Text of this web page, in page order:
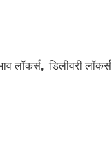
लॉकर्स,डिलीवरी लॉकर्स